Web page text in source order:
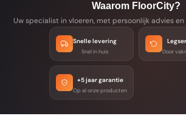
Waarom FloorCity?
Uw specialist in vloeren, met persoonlijk advies
Snelle levering
Snel in huis Door
+5 jaar garantie
Op al onze producten